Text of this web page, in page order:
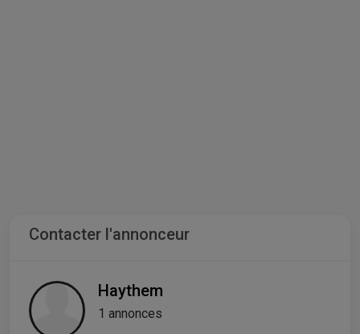
Contacter l'annonceur
Haythem
1 annonces